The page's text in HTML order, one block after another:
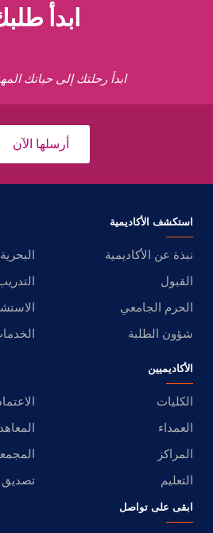
ابدأ
ابدأ رحلتك إلى حياتك
أرسلها الآن
استكشف الأكاديمية
نبذة عن الأكاديمية
البحرية
القبول
الحرم الجامعي
شؤون الطلبة
الأكاديميين
الكليات
العمداء
المعاهد
المراكز
التعليم
تصديق
ابقى على تواصل